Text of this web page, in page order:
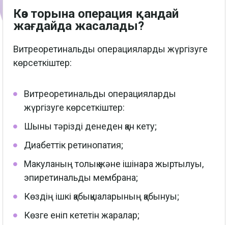
Көз торына операция қандай
жағдайда жасалады?
Витреоретинальды операцияларды жүргізуге
көрсеткіштер:
Витреоретинальды операцияларды
жүргізуге көрсеткіштер:
Шыны тәрізді денеден қан кету;
Диабеттік ретинопатия;
Макуланың толық және ішінара жыртылуы,
эпиретинальды мембрана;
Көздің ішкі қабықшаларының қабынуы;
Көзге еніп кететін жаралар;